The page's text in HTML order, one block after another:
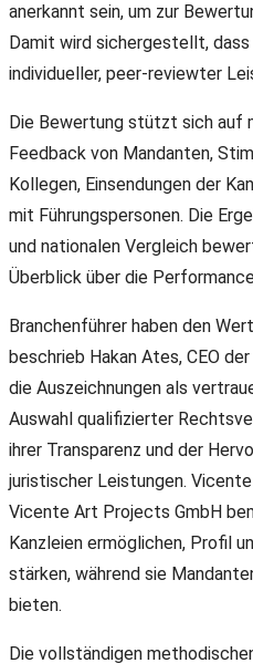
anerkannt sein, um zur
Damit wird sichergestellt, dass
individueller, peer-reviewter
Die Bewertung stützt sich auf
Feedback von Mandanten,
Kollegen, Einsendungen der
mit Führungspersonen. Die
und nationalen Vergleich
Überblick über die
Branchenführer haben den
beschrieb Hakan Ates, CEO
die Auszeichnungen als
Auswahl qualifizierter
ihrer Transparenz und der
juristischer Leistungen.
Vicente Art Projects GmbH
Kanzleien ermöglichen, Profil
stärken, während sie
bieten.
Die vollständigen